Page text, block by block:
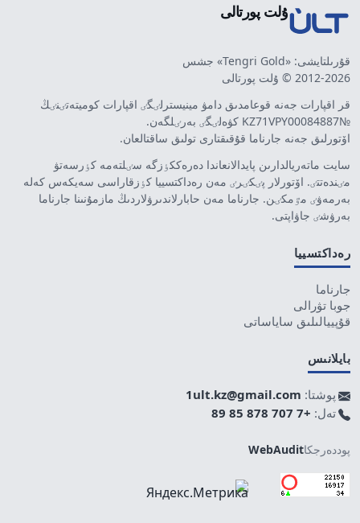
ۇلت پورتالى
قۇرىلتايشى: «Tengri Gold» جشس
2012-2026 © ۇلت پورتالى
قر اقپارات جەنە قوعامدىق دامۋ مينيسترلٸگٸ اقپارات كوميتەتٸنٸڭ
№KZ71VPY00084887 كۋەلٸگٸ بەرٸلگەن.
اۆتورلىق جەنە جارناما قۇقىقتارى تولىق ساقتالعان.
سايت ماتەريالدارىن پايدالانعاندا دەرەككٶزگە سٸلتەمە كٶرسەتۋ
مٸندەتتٸ. اۆتورلار پٸكٸرٸ مەن رەداكتسييا كٶزقاراسى سەيكەس كەلە
بەرمەۋٸ مٷمكٸن. جارناما مەن حابارلاندىرۋلاردىڭ مازمۇنىنا جارناما
بەرۋشٸ جاۋاپتى.
رەداكتسييا
جارناما
جوبا تۋرالى
قۇپييالىلىق ساياساتى
بايلانىس
پوشتا: 1ult.kz@gmail.com
تەل: +7 707 878 85 89
پوددەرجكاWebAudit